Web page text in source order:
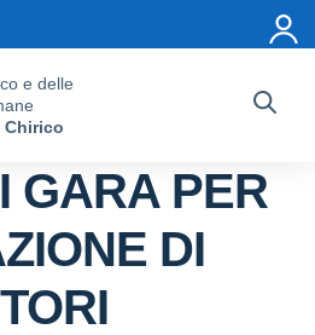
e delle
Chirico
GARA PER
DI